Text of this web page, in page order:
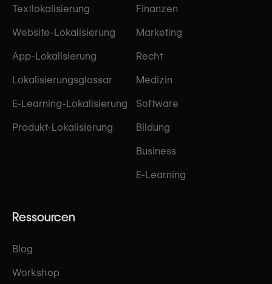
Textlokalisierung
Website-Lokalisierung
App-Lokalisierung
Lokalisierungsglossar
E-Learning-Lokalisierung
Produkt-Lokalisierung
Finanzen
Marketing
Recht
Medizin
Software
Bildung
Business
E-Learning
Ressourcen
Blog
Workshop